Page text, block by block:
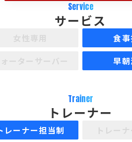
Service
サービス
食
早
Trainer
トレーナー
レーナー担当制